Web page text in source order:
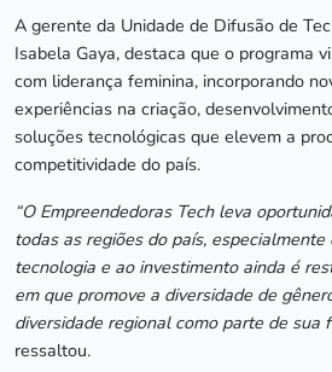
A gerente da Unidade de Difusão de
Isabela Gaya, destaca que o programa
com liderança feminina, incorporando
experiências na criação,
soluções tecnológicas que elevem a
competitividade do país.
“O Empreendedoras Tech leva
todas as regiões do país, especialmente
tecnologia e ao investimento ainda é
em que promove a diversidade de
diversidade regional como parte de sua
ressaltou.